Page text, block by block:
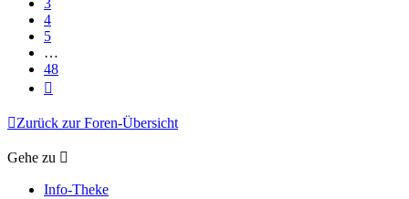
4
5
…
48
Zurück zur Foren-Übersicht
Gehe zu
Info-Theke